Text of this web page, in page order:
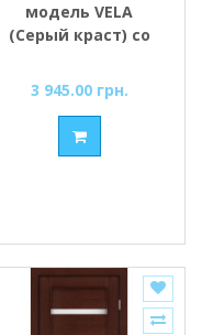
модель VELA
(Серый краст) со
3 945.00 грн.